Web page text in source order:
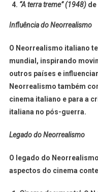
“A terra treme” (1948)de
Influência do Neorrealismo
O Neorrealismo italiano
mundial, inspirando
outros países e
Neorrealismo também
cinema italiano e para a
italiana no pós-guerra.
Legado do Neorrealismo
O legado do
aspectos do cinema